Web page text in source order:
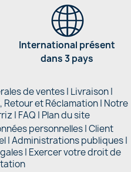
International présent
dans 3 pays
de ventes| Livraison|
Retour et Réclamation| Notre
| FAQ | Plan du site
personnelles|Client
|Administrations publiques|
| Exercer votre droit de